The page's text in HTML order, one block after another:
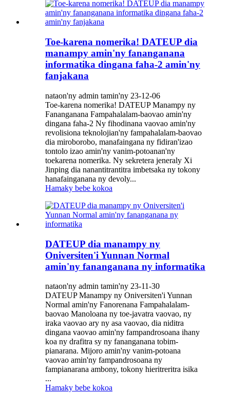
Toe-karena nomerika! DATEUP dia
manampy amin'ny fananganana
informatika dingana faha-2 amin'ny
fanjakana
nataon'ny admin tamin'ny 23-12-06
Toe-karena nomerika! DATEUP Manampy ny
Fananganana Fampahalalam-baovao amin'ny
dingana faha-2 Ny fihodinana vaovao amin'ny
revolisiona teknolojian'ny fampahalalam-baovao
dia miroborobo, manafaingana ny fidiran'izao
tontolo izao amin'ny vanim-potoanan'ny
toekarena nomerika. Ny sekretera jeneraly Xi
Jinping dia nanantitrantitra imbetsaka ny tokony
hanafainganana ny devoly...
Hamaky bebe kokoa
DATEUP dia manampy ny
Oniversiten'i Yunnan Normal
amin'ny fananganana ny informatika
nataon'ny admin tamin'ny 23-11-30
DATEUP Manampy ny Oniversiten'i Yunnan
Normal amin'ny Fanorenana Fampahalalam-
baovao Manoloana ny toe-javatra vaovao, ny
iraka vaovao ary ny asa vaovao, dia niditra
dingana vaovao amin'ny fampandrosoana ihany
koa ny drafitra sy ny fananganana tobim-
pianarana. Mijoro amin'ny vanim-potoana
vaovao amin'ny fampandrosoana ny
fampianarana ambony, tokony hieritreritra isika
...
Hamaky bebe kokoa